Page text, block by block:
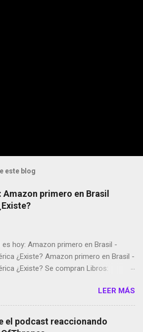
este blog
Amazon primero en Brasil
es hoy: Amazon primero en Brasil -
¿Existe? Amazon primero en Brasil -
¿Existe? Se compran Libros:
de Black Mirror Twitter deja de verificar
los fotógrafos Brian May y el
Instagram Música y vídeo selfies en la
Riddley Scott saca a Kevin Spacey de su
LEER MÁS
el podcast reaccionando